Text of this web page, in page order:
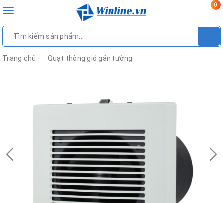
Toggle
0
Trang chủ Quạt thông gió gắn tường